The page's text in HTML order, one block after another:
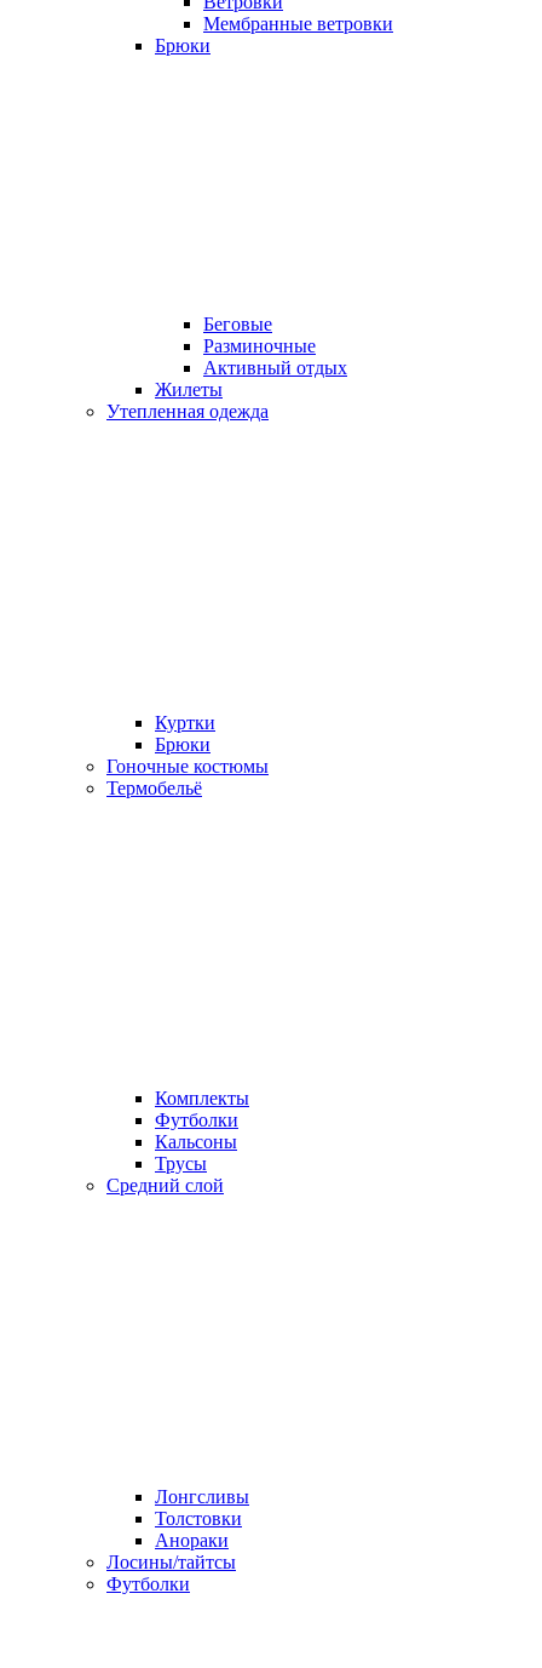
Мембранные ветровки
Брюки
Беговые
Разминочные
Активный отдых
Жилеты
Утепленная одежда
Куртки
Брюки
Гоночные костюмы
Термобельё
Комплекты
Футболки
Кальсоны
Трусы
Средний слой
Лонгсливы
Толстовки
Анораки
Лосины/тайтсы
Футболки